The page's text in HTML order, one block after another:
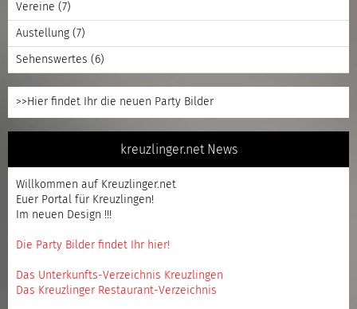
Vereine (7)
Austellung (7)
Sehenswertes (6)
>>Hier findet Ihr die neuen Party Bilder
kreuzlinger.net News
Willkommen auf Kreuzlinger.net
Euer Portal für Kreuzlingen!
Im neuen Design !!!
Die Party Bilder findet Ihr hier!
Das Unterkunfts-Verzeichnis Kreuzlingen
Das Kreuzlinger Restaurant-Verzeichnis